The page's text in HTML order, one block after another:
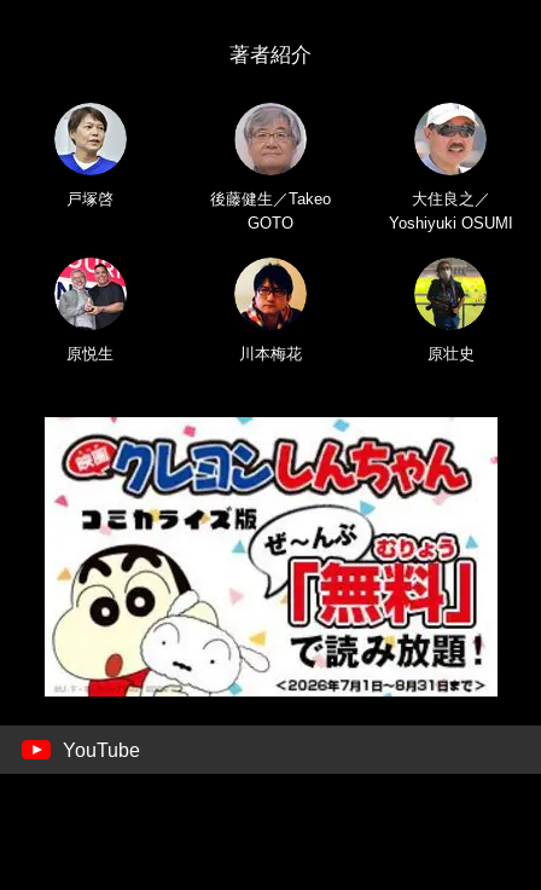
著者紹介
戸塚啓
後藤健生／Takeo
GOTO
大住良之／
Yoshiyuki OSUMI
原悦生 川本梅花 原壮史
YouTube